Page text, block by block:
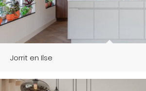
Jorrit en Ilse